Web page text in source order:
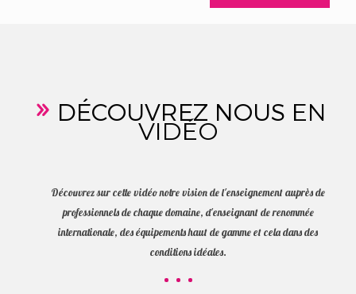
9 DÉCOUVREZ NOUS EN
VIDÉO
Découvrez sur cette vidéo notre vision de l'enseignement auprès de
professionnels de chaque domaine, d'enseignant de renommée
internationale, des équipements haut de gamme et cela dans des
conditions idéales.